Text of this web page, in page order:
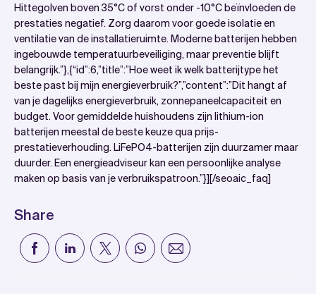
Hittegolven boven 35°C of vorst onder -10°C beïnvloeden de
prestaties negatief. Zorg daarom voor goede isolatie en
ventilatie van de installatieruimte. Moderne batterijen hebben
ingebouwde temperatuurbeveiliging, maar preventie blijft
belangrijk.”},{“id”:6,”title”:”Hoe weet ik welk batterijtype het
beste past bij mijn energieverbruik?”,”content”:”Dit hangt af
van je dagelijks energieverbruik, zonnepaneelcapaciteit en
budget. Voor gemiddelde huishoudens zijn lithium-ion
batterijen meestal de beste keuze qua prijs-
prestatieverhouding. LiFePO4-batterijen zijn duurzamer maar
duurder. Een energieadviseur kan een persoonlijke analyse
maken op basis van je verbruikspatroon.”}][/seoaic_faq]
Share